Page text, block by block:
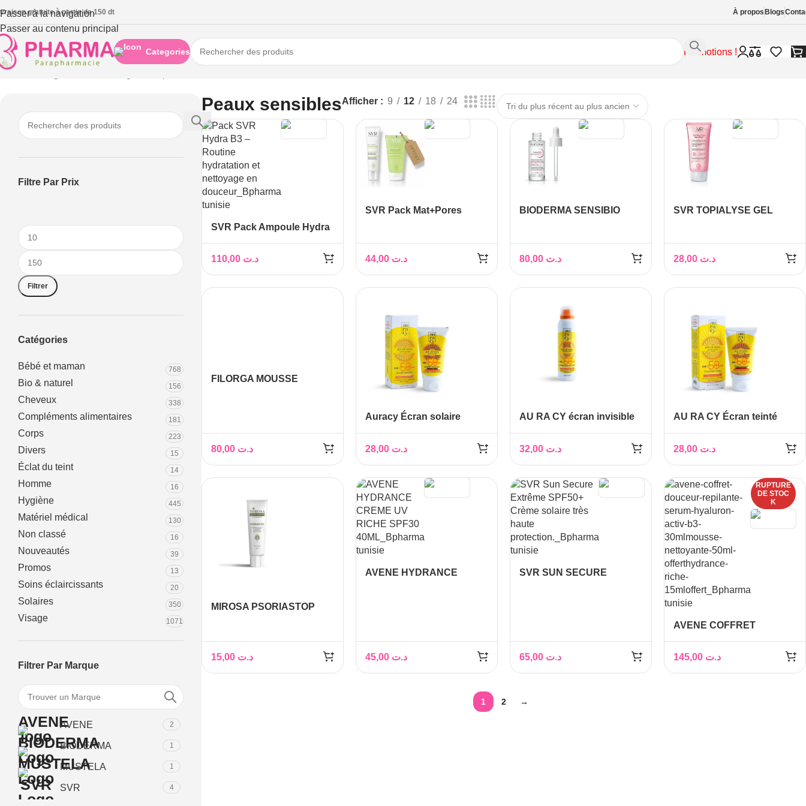
Passer à la navigation
Passer au contenu principal
gratuite à partie de 150 dt À propos Blogs
Categories Promotions !
Filtre Par Prix
Filtrer
Catégories
Bébé et maman 768
Bio & naturel 156
Cheveux 338
Compléments alimentaires 181
Corps 223
Divers 15
Éclat du teint 14
Homme 16
Hygiène 445
Matériel médical 130
Non classé 16
Nouveautés 39
Promos 13
Soins éclaircissants 20
Solaires 350
Visage 1071
Filtrer Par Marque
AVENE 2
BIODERMA 1
MUSTELA 1
SVR 4
Peaux sensiblesAfficher 9 12 18 24
SVR Pack Ampoule Hydra
Physiopure Offerte
د.ت
SVR Pack Mat+Pores
د.ت
BIODERMA SENSIBIO
د.ت
SVR TOPIALYSE GEL
د.ت
FILORGA MOUSSE
د.ت
Auracy Écran solaire
د.ت
AU RA CY écran invisible
د.ت
AU RA CY Écran teinté
د.ت
MIROSA PSORIASTOP
د.ت
AVENE HYDRANCE
د.ت
SVR SUN SECURE
د.ت
RUPTURE
DE STOC
K
AVENE COFFRET
SERUM HYALURON
ACTIV B3 30ML+MOUSSE
د.ت
1 2 →